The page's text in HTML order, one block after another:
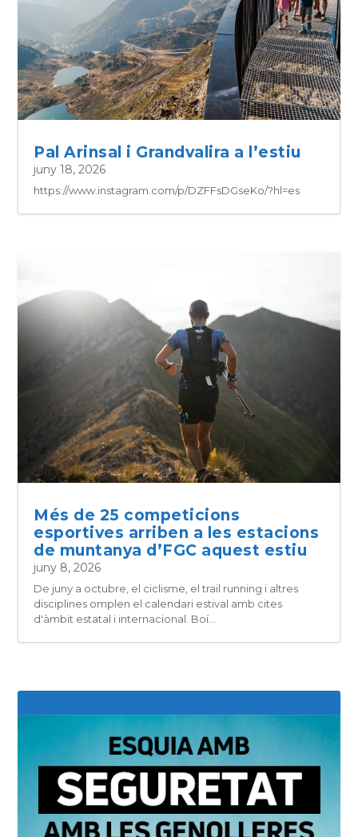
Pal Arinsal i Grandvalira a l’estiu
juny 18, 2026
https://www.instagram.com/p/DZFFsDGseKo/?hl=es
Més de 25 competicions
esportives arriben a les estacions
de muntanya d’FGC aquest estiu
juny 8, 2026
De juny a octubre, el ciclisme, el trail running i altres
disciplines omplen el calendari estival amb cites
d'àmbit estatal i internacional. Boí...